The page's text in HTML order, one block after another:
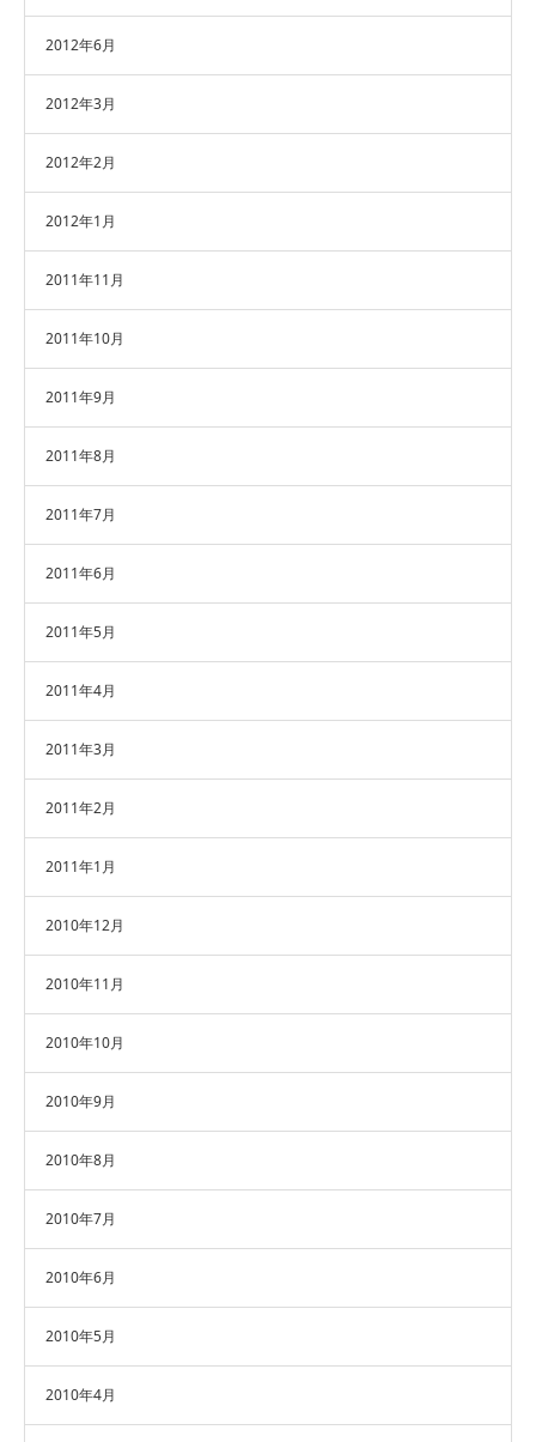
2012年6月
2012年3月
2012年2月
2012年1月
2011年11月
2011年10月
2011年9月
2011年8月
2011年7月
2011年6月
2011年5月
2011年4月
2011年3月
2011年2月
2011年1月
2010年12月
2010年11月
2010年10月
2010年9月
2010年8月
2010年7月
2010年6月
2010年5月
2010年4月